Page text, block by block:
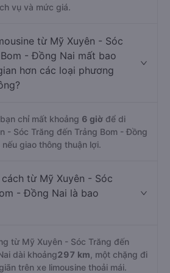
vụ và mức giá.
từ Mỹ Xuyên - Sóc
- Đồng Nai mất bao
hơn các loại phương
chỉ mất khoảng 6 giờ để di
- Sóc Trăng đến Trảng Bom - Đồng
giao thông thuận lợi.
cách từ Mỹ Xuyên - Sóc
- Đồng Nai là bao
từ Mỹ Xuyên - Sóc Trăng đến
dài khoảng297 km , một chặng đi
trên xe limousine thoải mái.